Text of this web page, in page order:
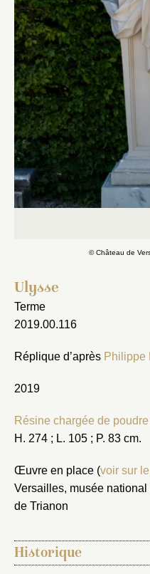
© Château de
Ulysse
Terme
2019.00.116
Réplique d’après Philippe
2019
Résine chargée de
H. 274 ; L. 105 ; P. 83 cm.
Œuvre en place (voir sur
Versailles, musée
de Trianon
Historique
notice
Nom du dossier
Valider
Nouveau dossier
Connexion
Mot de passe